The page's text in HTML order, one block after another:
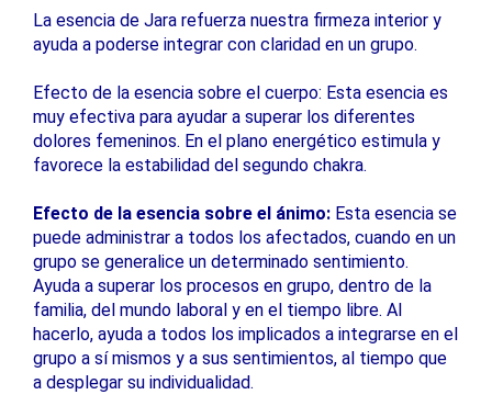
La esencia de Jara refuerza nuestra firmeza interior y
ayuda a poderse integrar con claridad en un grupo.
Efecto de la esencia sobre el cuerpo: Esta esencia es
muy efectiva para ayudar a superar los diferentes
dolores femeninos. En el plano energético estimula y
favorece la estabilidad del segundo chakra.
Efecto de la esencia sobre el ánimo: Esta esencia se
puede administrar a todos los afectados, cuando en un
grupo se generalice un determinado sentimiento.
Ayuda a superar los procesos en grupo, dentro de la
familia, del mundo laboral y en el tiempo libre. Al
hacerlo, ayuda a todos los implicados a integrarse en el
grupo a sí mismos y a sus sentimientos, al tiempo que
a desplegar su individualidad.